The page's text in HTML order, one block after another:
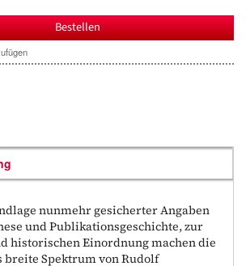
Bestellen
nunmehr gesicherter Angaben
und Publikationsgeschichte, zur
historischen Einordnung machen die
breite Spektrum von Rudolf